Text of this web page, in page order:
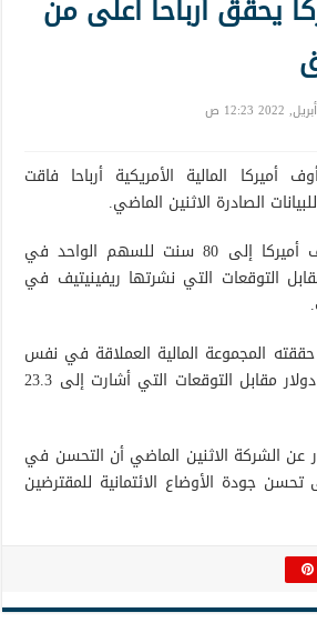
يحقق أرباحا أعلى من
المالية الأمريكية أرباحا فاقت
الصادرة الاثنين الماضي.
وارتفعت أرباح بانك أوف أميركا إلى 80 سنت للسهم الواحد في
الأول من 2022 مقابل التوقعات التي نشرتها ريفينيتيف في
المجموعة المالية العملاقة في نفس
الفترة إلى 32.33 مليار دولار مقابل التوقعات التي أشارت إلى 23.3
عن الشركة الاثنين الماضي أن التحسن في
تحسن جودة الأوضاع الائتمانية للمقترضين